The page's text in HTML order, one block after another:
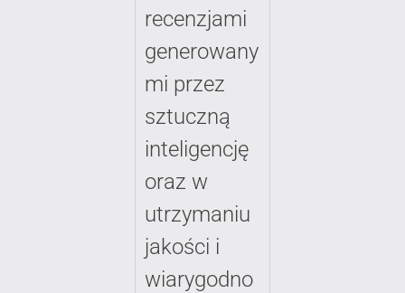
recenzjami
generowany
mi przez
sztuczną
inteligencję
oraz w
utrzymaniu
jakości i
wiarygodno